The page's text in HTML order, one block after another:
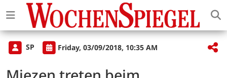
SP Friday, 03/09/2018, 10:35 AM